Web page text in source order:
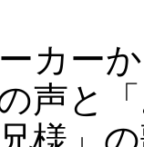
カー
声と